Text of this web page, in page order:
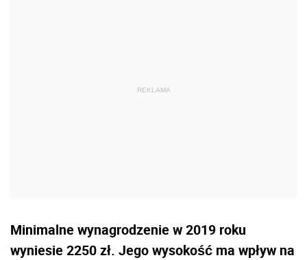
Minimalne wynagrodzenie w 2019 roku
wyniesie 2250 zł. Jego wysokość ma wpływ na